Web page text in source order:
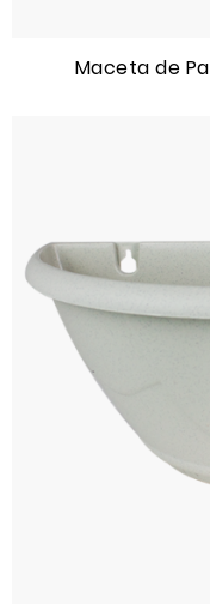
Maceta de